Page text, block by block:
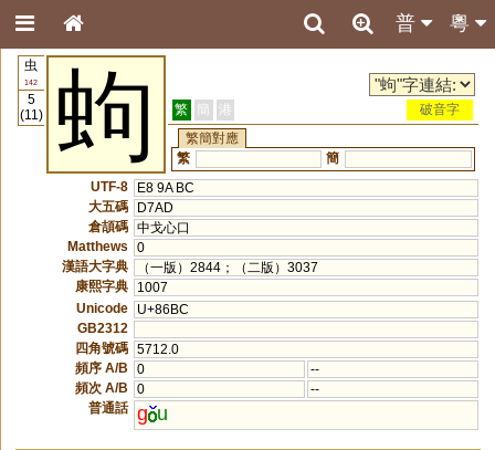
粵
普
虫
142
5
(11)
蚼 繁 簡 港
破音字
繁簡對應
繁
簡
UTF-8
E8 9A BC
大五碼
D7AD
倉頡碼 中戈心口
Matthews
0
漢語大字典
（一版）2844；（二版）3037
康熙字典
1007
Unicode
U+86BC
GB2312
四角號碼 5712.0
頻序 A/B
0
--
頻次 A/B
0
--
普通話 g u